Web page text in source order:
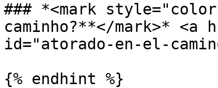
### *<mark
caminho?**</mark>* <a
id="atorado-en-el-
{% endhint %}